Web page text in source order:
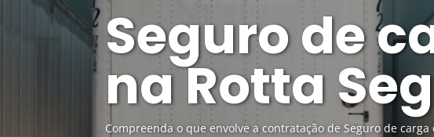
Seguro de
na Rotta
Compreenda o que envolve a contratação de Seguro de